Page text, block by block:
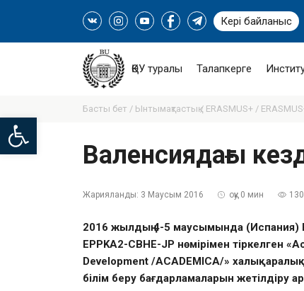
Open toolbar
Кері байланыс
ҚӨУ туралы Талапкерге
Басты бет / Ынтымақтастық / ERASMUS+ /
Валенсиядағы
Жарияланды: 3 Маусым 2016 оқу 0 мин
2016 жылдың 4-5 маусымында (Испания)
EPPKA2-CBHE-JP нөмірімен
Development /ACADEMICA/»
білім беру бағдарламаларын жетілдіру